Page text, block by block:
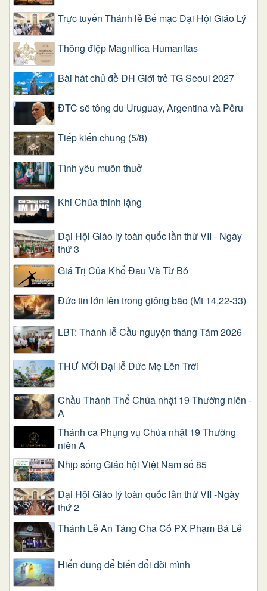
Trực tuyến Thánh lễ Bế mạc Đại Hội Giáo Lý
Thông điệp Magnifica Humanitas
Bài hát chủ đề ĐH Giới trẻ TG Seoul 2027
ĐTC sẽ tông du Uruguay, Argentina và Pêru
Tiếp kiến chung (5/8)
Tình yêu muôn thuở
Khi Chúa thinh lặng
Đại Hội Giáo lý toàn quốc lần thứ VII - Ngày
thứ 3
Giá Trị Của Khổ Ðau Và Từ Bỏ
Đức tin lớn lên trong giông bão (Mt 14,22-33)
LBT: Thánh lễ Cầu nguyện tháng Tám 2026
THƯ MỜI Đại lễ Đức Mẹ Lên Trời
Chầu Thánh Thể Chúa nhật 19 Thường niên -
A
Thánh ca Phụng vụ Chúa nhật 19 Thường
niên A
Nhịp sống Giáo hội Việt Nam số 85
Đại Hội Giáo lý toàn quốc lần thứ VII -Ngày
thứ 2
Thánh Lễ An Táng Cha Cố PX Phạm Bá Lễ
Hiển dung để biến đổi đời mình